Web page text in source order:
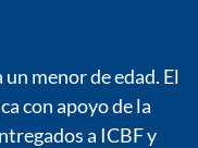
menor de edad. El
con apoyo de la
a ICBF y